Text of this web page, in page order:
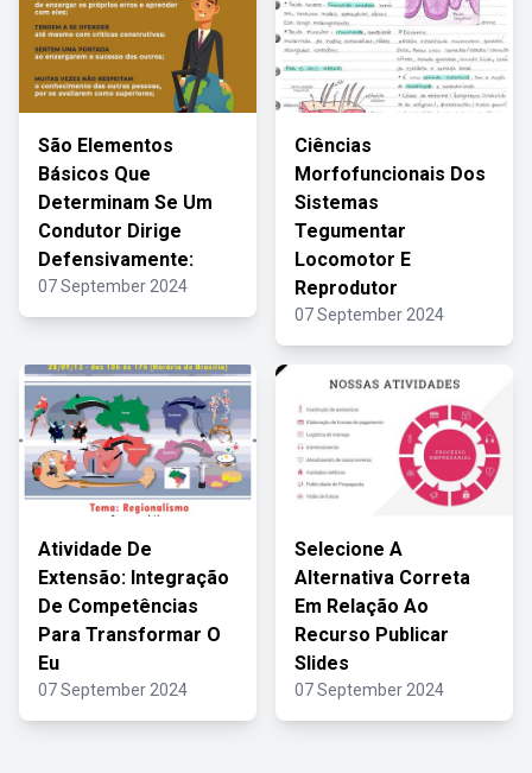
São Elementos
Básicos Que
Determinam Se Um
Condutor Dirige
Defensivamente:
07 September 2024
Ciências
Morfofuncionais Dos
Sistemas
Tegumentar
Locomotor E
Reprodutor
07 September 2024
Atividade De
Extensão: Integração
De Competências
Para Transformar O
Eu
07 September 2024
Selecione A
Alternativa Correta
Em Relação Ao
Recurso Publicar
Slides
07 September 2024